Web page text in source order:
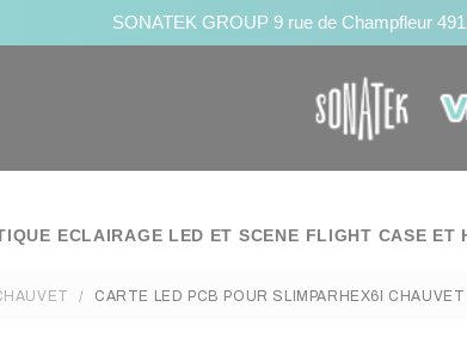
SONATEK GROUP 9 rue de Champfleur
ECLAIRAGE LED ET SCENE FLIGHT CASE ET
CARTE LED PCB POUR SLIMPARHEX6I CHAUVET